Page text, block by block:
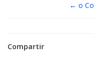
← o
Compartir